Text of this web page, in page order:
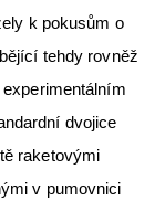
k pokusům o
tehdy rovněž
dvojice
raketovými
v pumovnici